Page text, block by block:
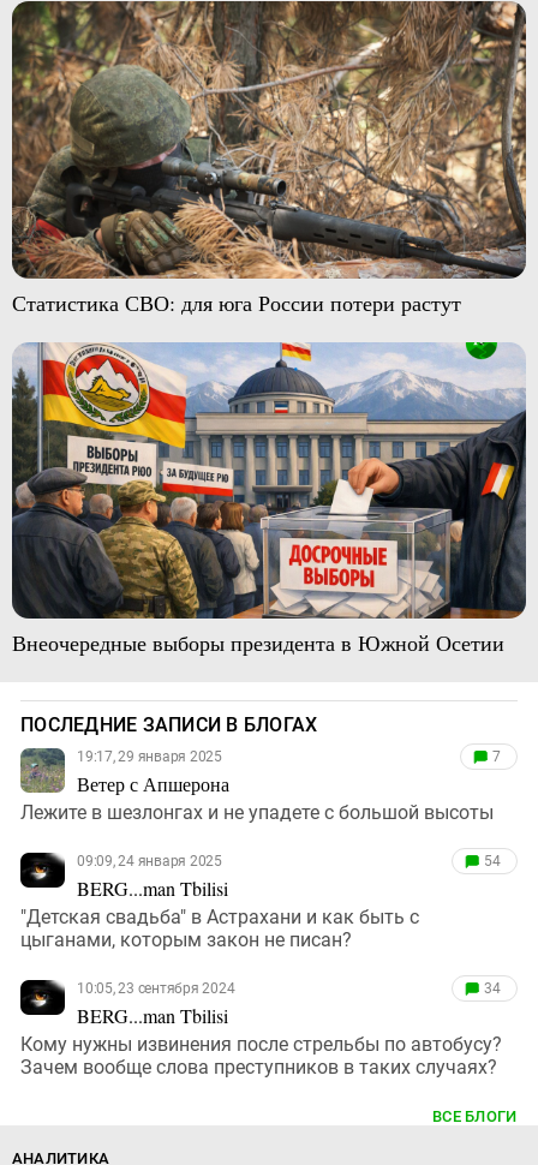
Статистика СВО: для юга России потери растут
Внеочередные выборы президента в Южной Осетии
ПОСЛЕДНИЕ ЗАПИСИ В БЛОГАХ
19:17, 29 января 2025
Ветер с Апшерона
7
Лежите в шезлонгах и не упадете с большой высоты
09:09, 24 января 2025
BERG...man Tbilisi
54
"Детская свадьба" в Астрахани и как быть с
цыганами, которым закон не писан?
10:05, 23 сентября 2024
BERG...man Tbilisi
34
Кому нужны извинения после стрельбы по автобусу?
Зачем вообще слова преступников в таких случаях?
ВСЕ БЛОГИ
АНАЛИТИКА